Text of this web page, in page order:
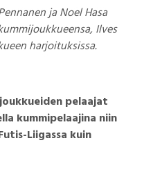
ja Noel Hasa
Ilves
harjoituksissa.
pelaajat
kummipelaajina niin
Liigassa kuin